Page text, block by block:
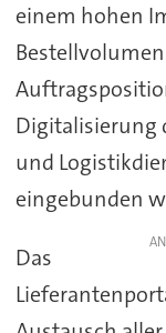
einem hohen
Digitalisierung
und
eingebunden
Das